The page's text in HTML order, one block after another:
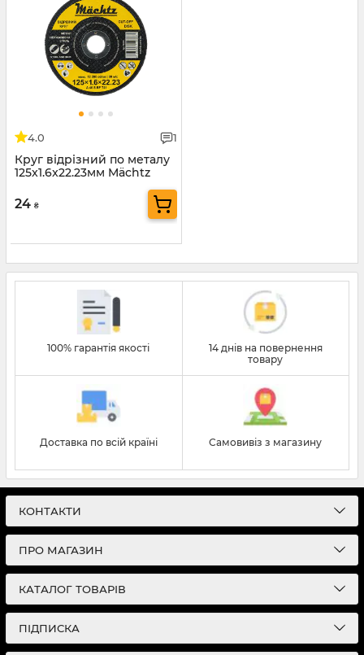
4.0 1
Круг відрізний по металу
125x1.6x22.23мм Mächtz
24 ₴
100% гарантія якості
14 днів на повернення
товару
Доставка по всій країні Самовивіз з магазину
КОНТАКТИ
ПРО МАГАЗИН
КАТАЛОГ ТОВАРІВ
ПІДПИСКА